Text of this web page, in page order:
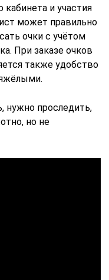
и участия
может правильно
очки с учётом
При заказе очков
также удобство
нужно проследить,
но не